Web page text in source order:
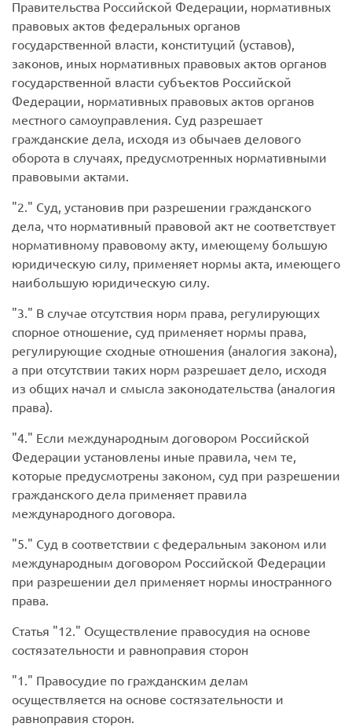
Правительства Российской Федерации, нормативных
правовых актов федеральных органов
государственной власти, конституций (уставов),
законов, иных нормативных правовых актов органов
государственной власти субъектов Российской
Федерации, нормативных правовых актов органов
местного самоуправления. Суд разрешает
гражданские дела, исходя из обычаев делового
оборота в случаях, предусмотренных нормативными
правовыми актами.
2.
Суд, установив при разрешении гражданского
дела, что нормативный правовой акт не соответствует
нормативному правовому акту, имеющему большую
юридическую силу, применяет нормы акта, имеющего
наибольшую юридическую силу.
3.
В случае отсутствия норм права, регулирующих
спорное отношение, суд применяет нормы права,
регулирующие сходные отношения (аналогия закона),
а при отсутствии таких норм разрешает дело, исходя
из общих начал и смысла законодательства (аналогия
права).
4.
Если международным договором Российской
Федерации установлены иные правила, чем те,
которые предусмотрены законом, суд при разрешении
гражданского дела применяет правила
международного договора.
5.
Суд в соответствии с федеральным законом или
международным договором Российской Федерации
при разрешении дел применяет нормы иностранного
права.
Статья
12.
Осуществление правосудия на основе
состязательности и равноправия сторон
1.
Правосудие по гражданским делам
осуществляется на основе состязательности и
равноправия сторон.